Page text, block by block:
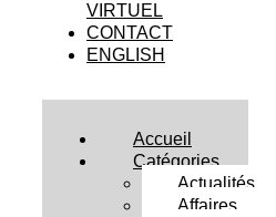
VIRTUEL
CONTACT
ENGLISH
Accueil
Catégories
Actualités
Affaires